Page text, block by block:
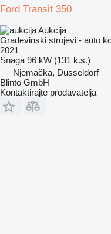
Ford Transit 350
Aukcija
Građevinski strojevi - auto
2021
Snaga 96 kW (131 k.s.)
Njemačka, Dusseldorf
Blinto GmbH
Kontaktirajte prodavatelja